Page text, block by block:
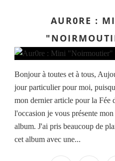
AUR0RE :
Bonjour à toutes et à tous,
jour particulier pour moi,
mon dernier article pour la Fée
l'occasion je vous présente
album. J'ai pris beaucoup de
cet album avec une...